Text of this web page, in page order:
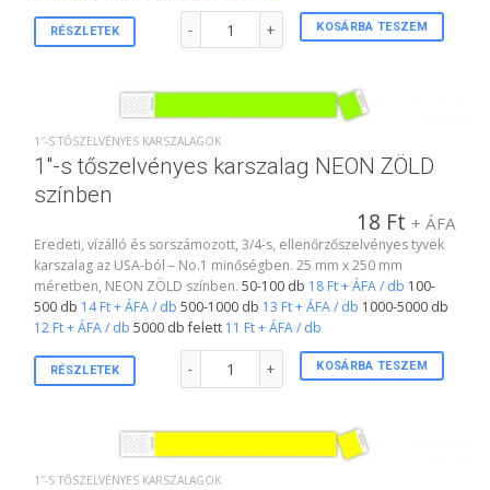
RÉSZLETEK KOSÁRBA TESZEM
1"-s tőszelvényes karszalag ZÖLD színben
1″-S TŐSZELVÉNYES KARSZALAGOK
1″-s tőszelvényes karszalag NEON ZÖLD
színben
18 Ft + ÁFA
Eredeti, vízálló és sorszámozott, 3/4-s, ellenőrzőszelvényes tyvek
karszalag az USA-ból – No.1 minőségben. 25 mm x 250 mm
méretben, NEON ZÖLD színben.50-100 db 18 Ft + ÁFA / db 100-
500 db 14 Ft + ÁFA / db 500-1000 db 13 Ft + ÁFA / db 1000-5000 db
12 Ft + ÁFA / db 5000 db felett 11 Ft + ÁFA / db
RÉSZLETEK KOSÁRBA TESZEM
1"-s tőszelvényes karszalag NEON ZÖLD
1″-S TŐSZELVÉNYES KARSZALAGOK